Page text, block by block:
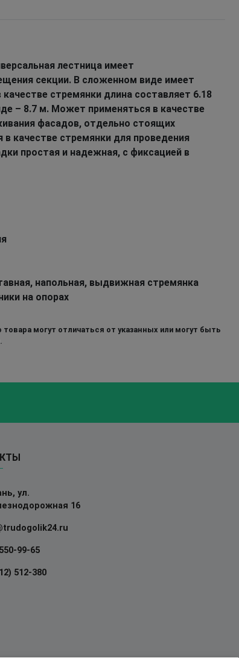
лестница имеет
секции. В сложенном виде имеет
стремянки длина составляет 6.18
– 8.7 м. Может применяться в качестве
фасадов, отдельно стоящих
в качестве стремянки для проведения
простая и надежная, с фиксацией в
напольная, выдвижная стремянка
на опорах
могут отличаться от указанных или могут быть
ул.
16
99-65
512-380